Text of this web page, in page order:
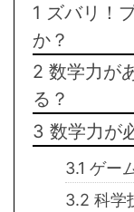
1 ズバリ！
か？
2 数学力が
る？
3 数学力が
3.1 ゲー
3.2 科学